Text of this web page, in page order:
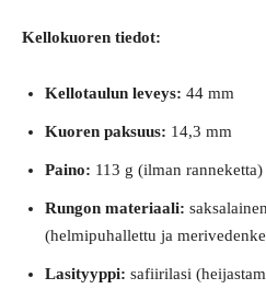
Kellokuoren tiedot:
Kellotaulun leveys: 44 mm
Kuoren paksuus: 14,3 mm
Paino: 113 g (ilman ranneketta)
Rungon materiaali:
(helmipuhallettu ja
Lasityyppi: safiirilasi